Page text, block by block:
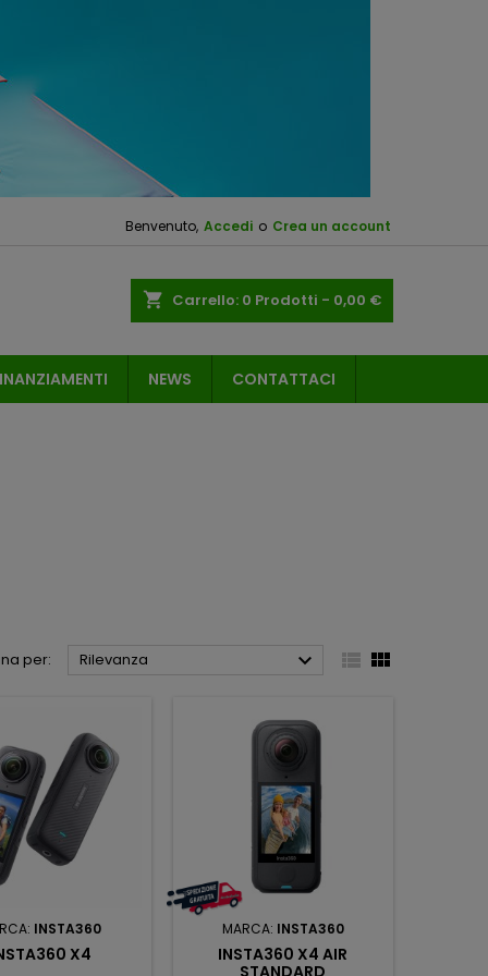
Benvenuto, Accedi o Crea un account
shopping_cart Carrello: 0 Prodotti - 0,00 €
NEWS CONTATTACI
per: Rilevanza   
INSTA360
X4
MARCA: INSTA360
INSTA360 X4 AIR
STANDARD